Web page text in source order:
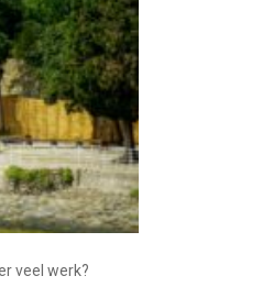
veel werk?